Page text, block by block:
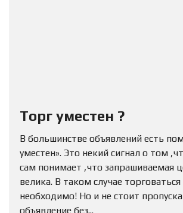
Торг уместен ?
В большинстве объявлений есть
уместен». Это некий сигнал о том
сам понимает ,что запрашиваемая
велика. В таком случае
необходимо! Но и не стоит
объявление без...